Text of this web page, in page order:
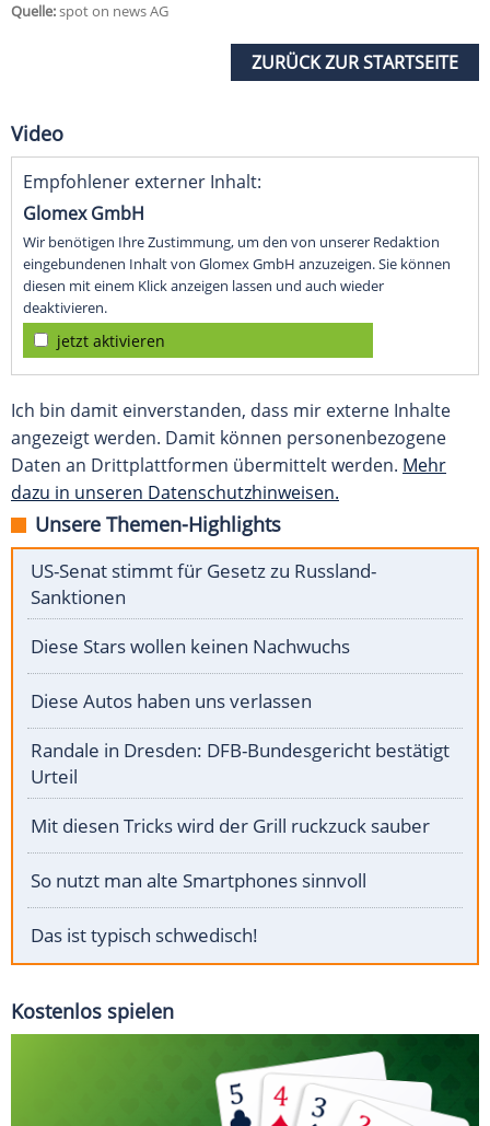
Quelle:spot on news AG
ZURÜCK ZUR STARTSEITE
Video
Empfohlener externer Inhalt:
Glomex GmbH
Wir benötigen Ihre Zustimmung, um den von unserer Redaktion
eingebundenen Inhalt von Glomex GmbH anzuzeigen. Sie können
diesen mit einem Klick anzeigen lassen und auch wieder
deaktivieren.
jetzt aktivieren
Ich bin damit einverstanden, dass mir externe Inhalte
angezeigt werden. Damit können personenbezogene
Daten an Drittplattformen übermittelt werden. Mehr
dazu in unseren Datenschutzhinweisen.
Unsere Themen-Highlights
US-Senat stimmt für Gesetz zu Russland-
Sanktionen
Diese Stars wollen keinen Nachwuchs
Diese Autos haben uns verlassen
Randale in Dresden: DFB-Bundesgericht bestätigt
Urteil
Mit diesen Tricks wird der Grill ruckzuck sauber
So nutzt man alte Smartphones sinnvoll
Das ist typisch schwedisch!
Kostenlos spielen